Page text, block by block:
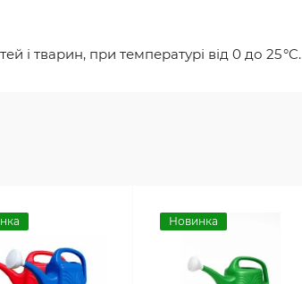
і тварин, при температурі від 0 до 25 °C.
Новинка